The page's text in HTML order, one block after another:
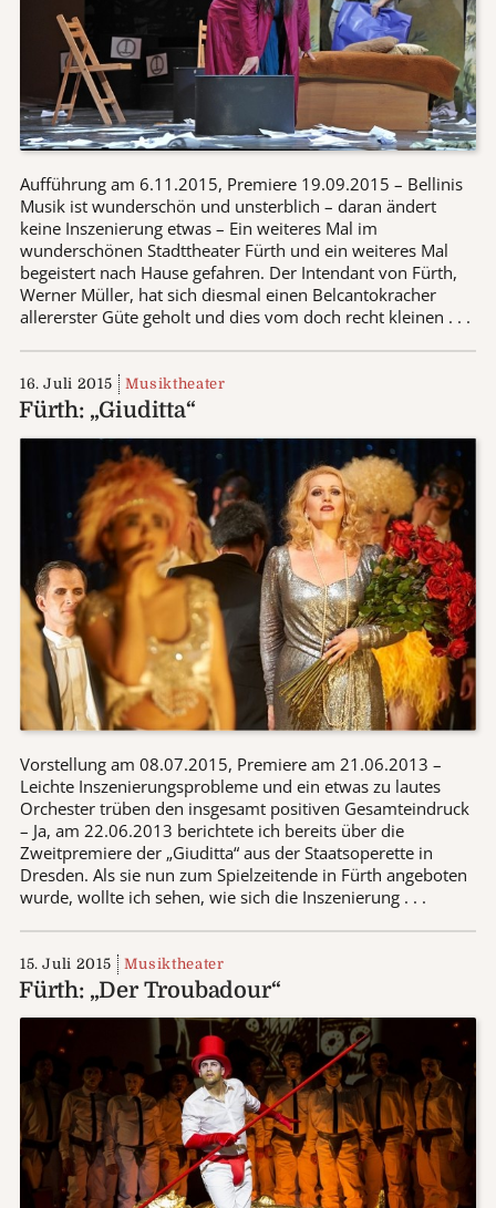
Aufführung am 6.11.2015, Premiere 19.09.2015 – Bellinis
Musik ist wunderschön und unsterblich – daran ändert
keine Inszenierung etwas – Ein weiteres Mal im
wunderschönen Stadttheater Fürth und ein weiteres Mal
begeistert nach Hause gefahren. Der Intendant von Fürth,
Werner Müller, hat sich diesmal einen Belcantokracher
allererster Güte geholt und dies vom doch recht kleinen . . .
16. Juli 2015 Musiktheater
Fürth: „Giuditta“
Vorstellung am 08.07.2015, Premiere am 21.06.2013 –
Leichte Inszenierungsprobleme und ein etwas zu lautes
Orchester trüben den insgesamt positiven Gesamteindruck
– Ja, am 22.06.2013 berichtete ich bereits über die
Zweitpremiere der „Giuditta“ aus der Staatsoperette in
Dresden. Als sie nun zum Spielzeitende in Fürth angeboten
wurde, wollte ich sehen, wie sich die Inszenierung . . .
15. Juli 2015 Musiktheater
Fürth: „Der Troubadour“